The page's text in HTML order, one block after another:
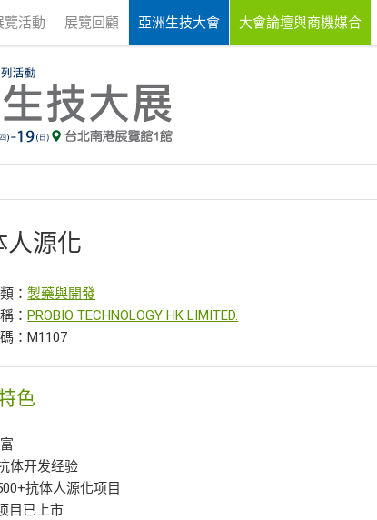
覽活動 展覽回顧 亞洲生技大會 大會論壇與商機媒合
人源化
：製藥與開發
：PROBIO TECHNOLOGY HK LIMITED.
：M1107
色
体开发经验
抗体人源化项目
目已上市